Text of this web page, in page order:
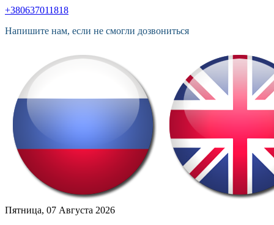
+380637011818
Напишите нам, если не смогли дозвониться
Пятница, 07 Августа 2026